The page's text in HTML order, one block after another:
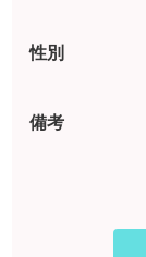
性別
備考